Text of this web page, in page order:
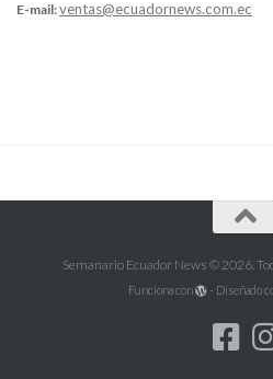
E-mail:ventas@ecuadornews.com.ec
Semanario Ecuador News © 2026.
Funciona con - Diseñado